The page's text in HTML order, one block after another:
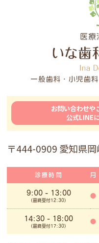
お問い合わせや
公式LINE
〒444-0909 愛知県
診療時間 月
9:00- 13:00
(最終受付12:30)
●
14:30 - 18:00
(最終受付17:30)
●